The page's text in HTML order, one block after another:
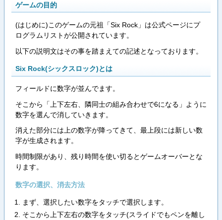
ゲームの目的
(はじめに)このゲームの元祖「Six Rock」は公式ページにプ
ログラムリストが公開されています。
以下の説明文はその事を踏まえての記述となっております。
Six Rock(シックスロック)とは
フィールドに数字が並んでます。
そこから「上下左右、隣同士の組み合わせで6になる」ように
数字を選んで消していきます。
消えた部分には上の数字が降ってきて、最上段には新しい数
字が生成されます。
時間制限があり、残り時間を使い切るとゲームオーバーとな
ります。
数字の選択、消去方法
まず、選択したい数字をタッチで選択します。
そこから上下左右の数字をタッチ(スライドでもペンを離し